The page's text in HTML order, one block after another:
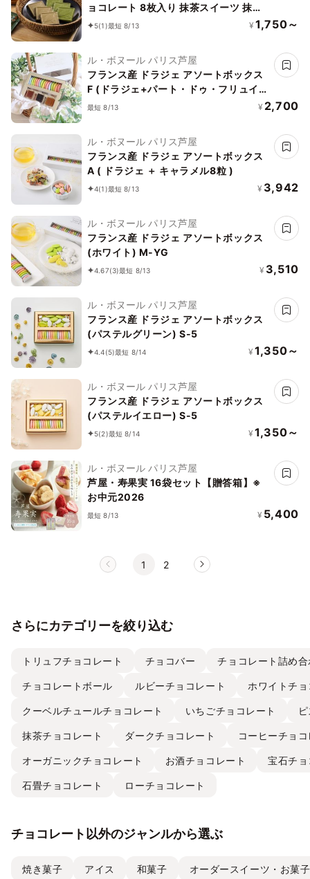
ョコレート 8枚入り 抹茶スイーツ 抹茶
チョコ ギフト プレゼント お中元2026
5(1)最短 8/13 ¥ 1,750～
ル・ボヌール パリス芦屋
フランス産 ドラジェ アソートボックス
F (ドラジェ+パート・ドゥ・フリュイ3
粒)
最短 8/13 ¥ 2,700
ル・ボヌール パリス芦屋
フランス産 ドラジェ アソートボックス
A ( ドラジェ ＋ キャラメル8粒 )
4(1)最短 8/13 ¥ 3,942
ル・ボヌール パリス芦屋
フランス産 ドラジェ アソートボックス
(ホワイト) M-YG
4.67(3)最短 8/13 ¥ 3,510
ル・ボヌール パリス芦屋
フランス産 ドラジェ アソートボックス
(パステルグリーン) S-5
4.4(5)最短 8/14 ¥ 1,350～
ル・ボヌール パリス芦屋
フランス産 ドラジェ アソートボックス
(パステルイエロー) S-5
5(2)最短 8/14 ¥ 1,350～
ル・ボヌール パリス芦屋
芦屋・寿果実 16袋セット【贈答箱】※
お中元2026
最短 8/13 ¥ 5,400
1 2
さらにカテゴリーを絞り込む
トリュフチョコレート チョコバー チョコレート詰め
チョコレートボール ルビーチョコレート ホワイトチ
クーベルチュールチョコレート いちごチョコレート
抹茶チョコレート ダークチョコレート コーヒーチョ
オーガニックチョコレート お酒チョコレート 宝石チ
石畳チョコレート ローチョコレート
チョコレート以外のジャンルから選ぶ
焼き菓子 アイス 和菓子 オーダースイーツ・お菓子